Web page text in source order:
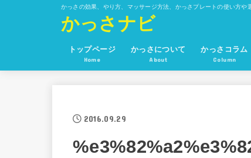
かっさの効果、やり方、マッサージ方法、かっさプレートの使い方
かっさナビ
トップページ
Home
かっさについて
About
かっさコラム
Column
2016.09.29